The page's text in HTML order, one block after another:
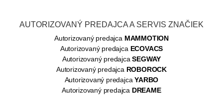
AUTORIZOVANÝ PREDAJCA A SERVIS ZNAČIEK
Autorizovaný predajca MAMMOTION
Autorizovaný predajca ECOVACS
Autorizovaný predajcaSEGWAY
Autorizovaný predajca ROBOROCK
Autorizovaný predajcaYARBO
Autorizovaný predajca DREAME